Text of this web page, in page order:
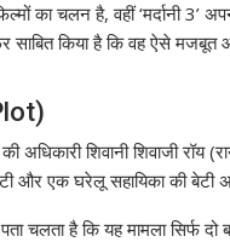
का चलन है, वहीं ‘मर्दानी
साबित किया है कि वह ऐसे
अधिकारी शिवानी शिवाजी रॉय
और एक घरेलू सहायिका की बेटी
पता चलता है कि यह मामला